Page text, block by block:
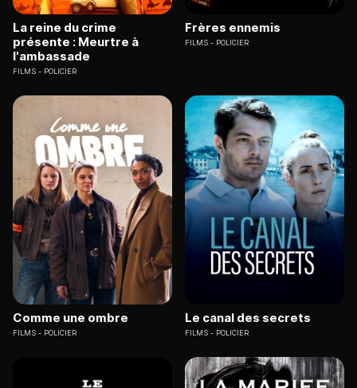
La reine du crime
présente : Meurtre à
l'ambassade
FILMS POLICIER
Frères ennemis
FILMS POLICIER
Comme une ombre
FILMS POLICIER
Le canal des secrets
FILMS POLICIER